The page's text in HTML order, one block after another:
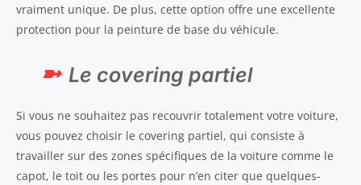
vraiment unique. De plus, cette option offre une excellente
protection pour la peinture de base du véhicule.
Le covering partiel
Si vous ne souhaitez pas recouvrir totalement votre voiture,
vous pouvez choisir le covering partiel, qui consiste à
travailler sur des zones spécifiques de la voiture comme le
capot, le toit ou les portes pour n’en citer que quelques-